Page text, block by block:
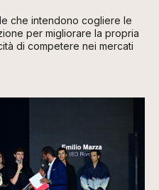
che intendono cogliere le
per migliorare la propria
di competere nei mercati